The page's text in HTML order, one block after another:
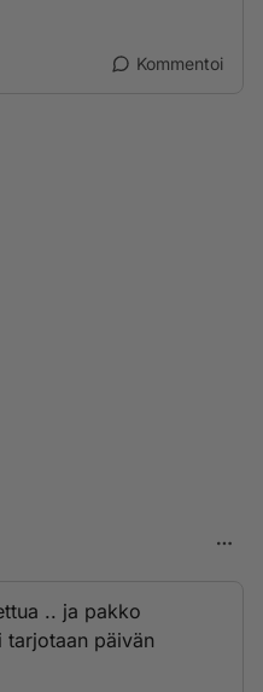
Kommentoi
.. ja pakko
tarjotaan päivän